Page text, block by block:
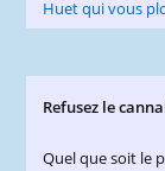
Refusez le
Quel que soit le